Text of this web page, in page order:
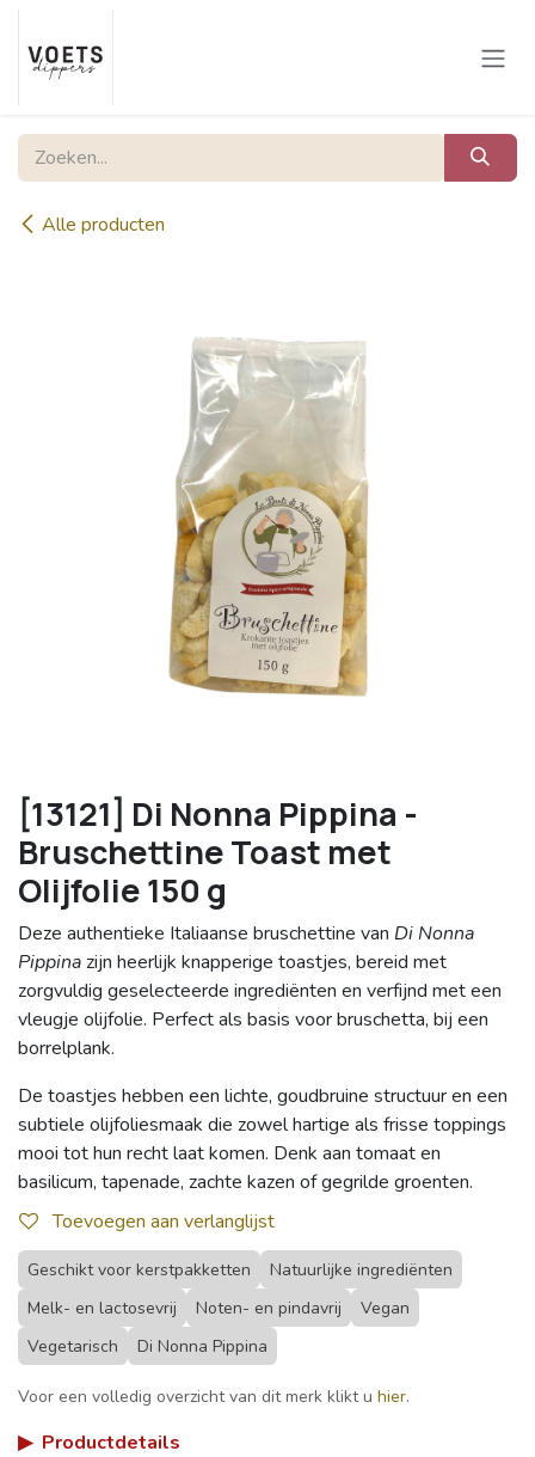
Overslaan naar inhoud
Alle producten
[13121] Di Nonna Pippina -
Bruschettine Toast met
Olijfolie 150 g
Deze authentieke Italiaanse bruschettine van Di Nonna
Pippinazijn heerlijk knapperige toastjes, bereid met
zorgvuldig geselecteerde ingrediënten en verfijnd met een
vleugje olijfolie. Perfect als basis voor bruschetta, bij een
borrelplank.
De toastjes hebben een lichte, goudbruine structuur en een
subtiele olijfoliesmaak die zowel hartige als frisse toppings
mooi tot hun recht laat komen. Denk aan tomaat en
basilicum, tapenade, zachte kazen of gegrilde groenten.
Toevoegen aan verlanglijst
Geschikt voor kerstpakketten
Natuurlijke ingrediënten
Melk- en lactosevrij
Noten- en pindavrij
Vegan
Vegetarisch
Di Nonna Pippina
Voor een volledig overzicht van dit merk klikt u hier.
▶ Productdetails